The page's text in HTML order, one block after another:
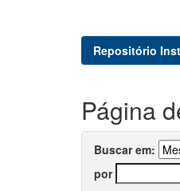
Repositório
Página
Buscar em:
por